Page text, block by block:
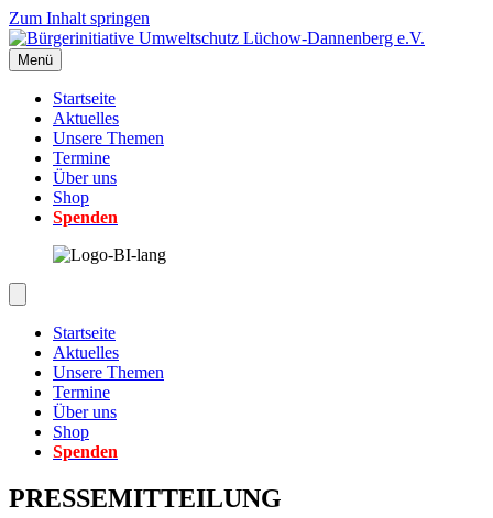
Zum Inhalt springen
Menü
Startseite
Aktuelles
Unsere Themen
Termine
Über uns
Shop
Spenden
Startseite
Aktuelles
Unsere Themen
Termine
Über uns
Shop
Spenden
PRESSEMITTEILUNG